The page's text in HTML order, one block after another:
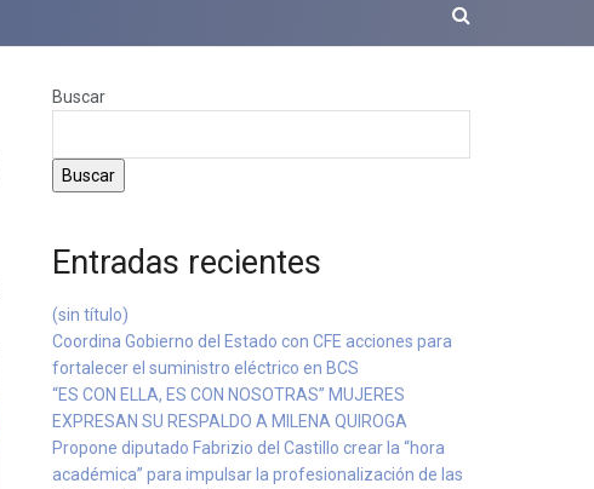
Buscar
Buscar
Entradas recientes
(sin título)
Coordina Gobierno del Estado con CFE acciones para
fortalecer el suministro eléctrico en BCS
“ES CON ELLA, ES CON NOSOTRAS” MUJERES
EXPRESAN SU RESPALDO A MILENA QUIROGA
Propone diputado Fabrizio del Castillo crear la “hora
académica” para impulsar la profesionalización de las